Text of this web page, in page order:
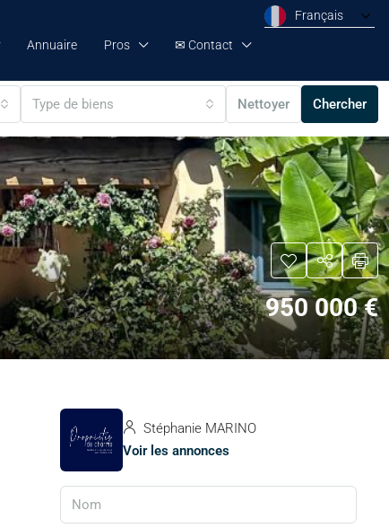
Annuaire Pros ✉ Contact
Français
Type de biens Nettoyer Chercher
950 000 €
Stéphanie MARINO
Voir les annonces